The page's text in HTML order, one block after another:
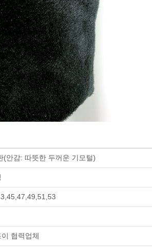
(안감: 따뜻한 두꺼운 기모털)
협력업체